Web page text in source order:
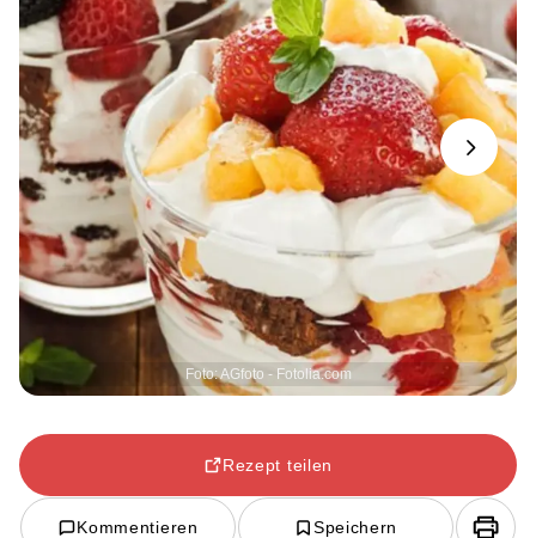
Foto: AGfoto - Fotolia.com
Next
Rezept teilen
Kommentieren Speichern